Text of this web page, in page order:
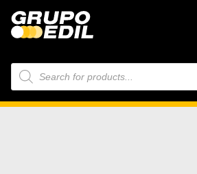
Búsqueda
de
productos